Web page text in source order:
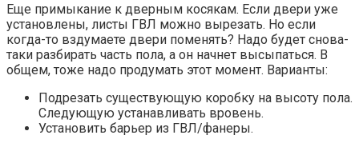
Еще примыкание к дверным косякам. Если двери уже
установлены, листы ГВЛ можно вырезать. Но если
когда-то вздумаете двери поменять? Надо будет снова-
таки разбирать часть пола, а он начнет высыпаться. В
общем, тоже надо продумать этот момент. Варианты:
Подрезать существующую коробку на высоту пола.
Следующую устанавливать вровень.
Установить барьер из ГВЛ/фанеры.